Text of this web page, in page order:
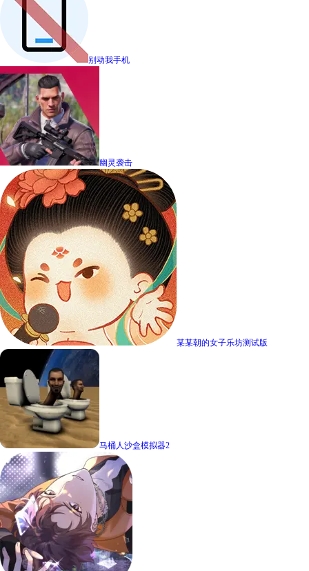
别动我手机
幽灵袭击
某某朝的女子乐坊测试版
马桶人沙盒模拟器2